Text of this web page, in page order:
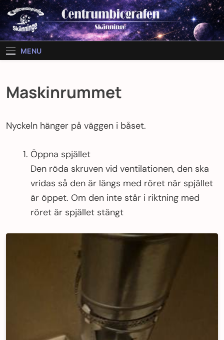
Skip
to
content
MENU
Maskinrummet
Nyckeln hänger på väggen i båset.
Öppna spjället
Den röda skruven vid ventilationen, den ska
vridas så den är längs med röret när spjället
är öppet. Om den inte står i riktning med
röret är spjället stängt